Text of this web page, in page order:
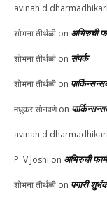
avinah d dharmadhikari
शोभना तीर्थळी on अभिरुची
शोभना तीर्थळी on संपर्क
शोभना तीर्थळी on
मधुकर सोनवणेon
avinah d dharmadhikari
P. V Joshi on अभिरुची
शोभना तीर्थळी on पगारी